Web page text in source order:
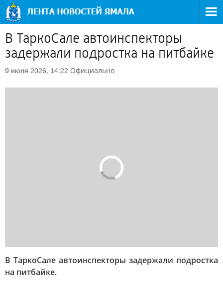
В ТаркоСале автоинспекторы
задержали подростка на питбайке
9 июля 2026, 14:22 Официально
В ТаркоСале автоинспекторы задержали подростка
на питбайке.